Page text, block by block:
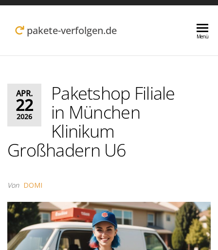
Zum
Inhalt pakete-verfolgen.de Menü
APR.
22
2026
Paketshop Filiale
in München
Klinikum
Großhadern U6
Von DOMI